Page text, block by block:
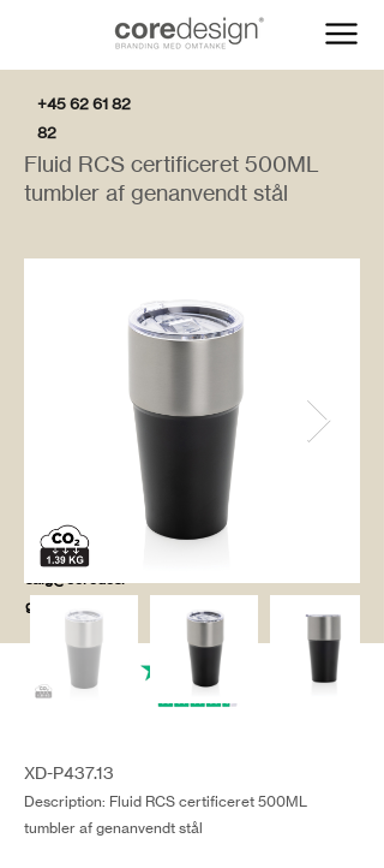
+45 62 61 82
82
salg@coredesi
gn.dk
Fluid RCS certificeret 500ML
tumbler af genanvendt stål
XD-P437.13
Description: Fluid RCS certificeret 500ML
tumbler af genanvendt stål